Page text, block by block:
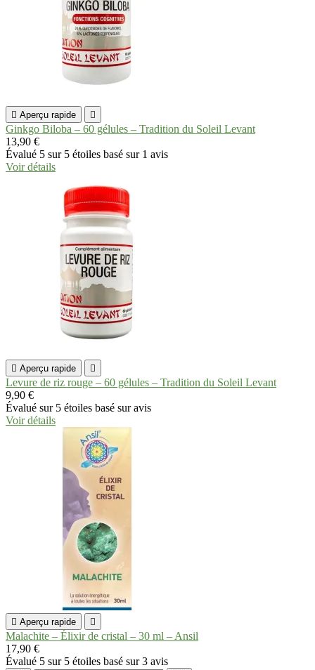
 Aperçu rapide 
Ginkgo Biloba – 60 gélules – Tradition du Soleil Levant
13,90 €
Évalué 5 sur 5 étoiles basé sur 1 avis
Voir détails
 Aperçu rapide 
Levure de riz rouge – 60 gélules – Tradition du Soleil Levant
9,90 €
Évalué sur 5 étoiles basé suravis
Voir détails
 Aperçu rapide 
Malachite – Élixir de cristal – 30 ml – Ansil
17,90 €
Évalué 5 sur 5 étoiles basé sur3 avis